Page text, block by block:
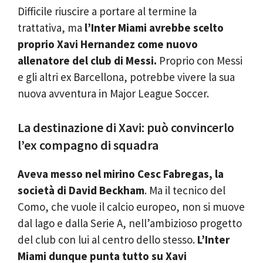
Difficile riuscire a portare al termine la
trattativa, ma l’Inter Miami avrebbe scelto
proprio Xavi Hernandez come nuovo
allenatore del club di Messi. Proprio con Messi
e gli altri ex Barcellona, potrebbe vivere la sua
nuova avventura in Major League Soccer.
La destinazione di Xavi: può convincerlo
l’ex compagno di squadra
Aveva messo nel mirino Cesc Fabregas, la
società di David Beckham. Ma il tecnico del
Como, che vuole il calcio europeo, non si muove
dal lago e dalla Serie A, nell’ambizioso progetto
del club con lui al centro dello stesso. L’Inter
Miami dunque punta tutto su Xavi